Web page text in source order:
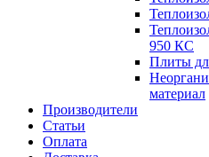
950 КС
Плиты
материал
Производители
Статьи
Оплата